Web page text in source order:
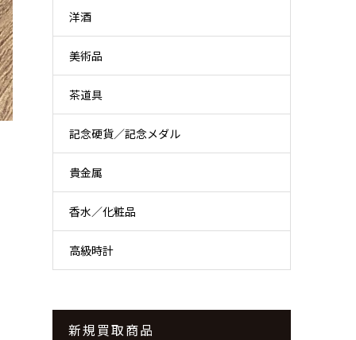
洋酒
美術品
茶道具
記念硬貨／記念メダル
貴金属
香水／化粧品
高級時計
新規買取商品